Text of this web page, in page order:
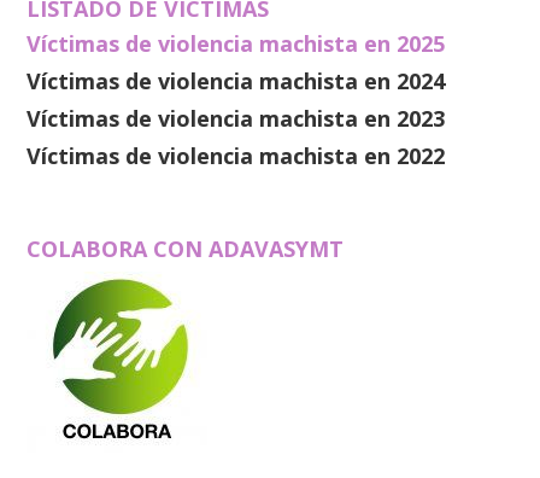
LISTADO DE VÍCTIMAS
Víctimas de violencia machista en 2025
Víctimas de violencia machista en 2024
Víctimas de violencia machista en 2023
Víctimas de violencia machista en 2022
COLABORA CON ADAVASYMT